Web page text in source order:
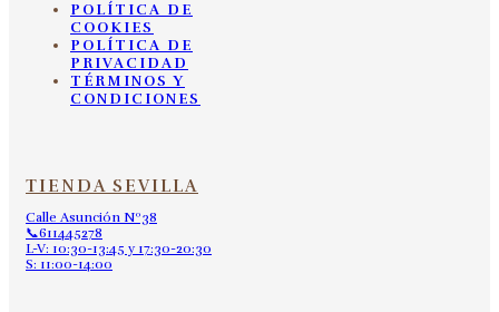
POLÍTICA DE
COOKIES
POLÍTICA DE
PRIVACIDAD
TÉRMINOS Y
CONDICIONES
TIENDA SEVILLA
Calle Asunción Nº38
📞611445278
L-V: 10:30-13:45 y 17:30-20:30
S: 11:00-14:00